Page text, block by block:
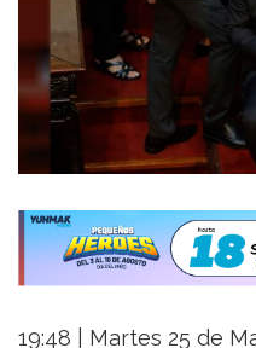
19:48 | Martes 25 de